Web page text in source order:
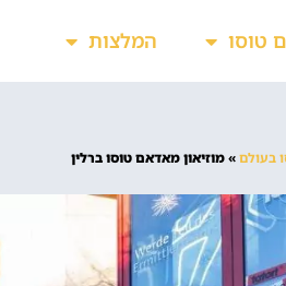
טוסו המלצות
בעולם»מוזיאון מאדאם טוסו ברלין